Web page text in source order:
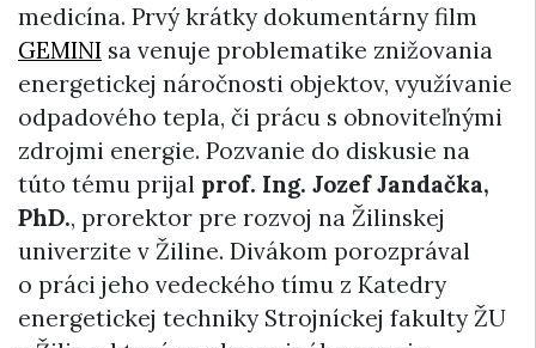
medicína. Prvý krátky dokumentárny film
GEMINI sa venuje problematike znižovania
energetickej náročnosti objektov, využívanie
odpadového tepla, či prácu s obnoviteľnými
zdrojmi energie. Pozvanie do diskusie na
túto tému prijal prof. Ing. Jozef Jandačka,
PhD., prorektor pre rozvoj na Žilinskej
univerzite v Žiline. Divákom porozprával
o práci jeho vedeckého tímu z Katedry
energetickej techniky Strojníckej fakulty ŽU